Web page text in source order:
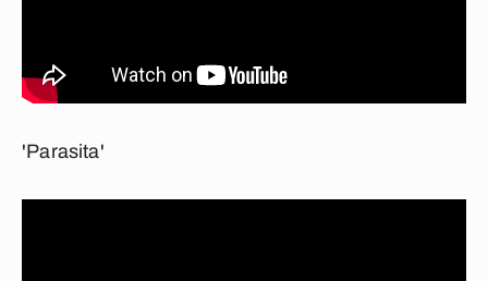
'Parasita'